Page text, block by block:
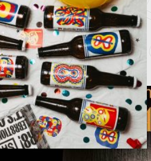
Carta de Verão
Sabores Portugueses
no Porto, apresenta a sua nova carta